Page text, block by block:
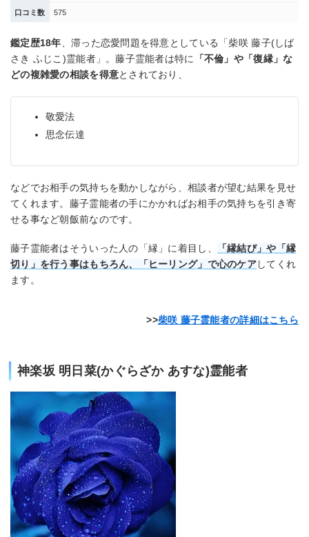
口コミ数 575
鑑定歴18年、滞った恋愛問題を得意としている「柴咲 藤子(しば
さき ふじこ)霊能者」。藤子霊能者は特に
「不倫」や「復縁」な
どの複雑愛の相談を得意とされており、
敬愛法
思念伝達
などでお相手の気持ちを動かしながら、相談者が望む結果を見せ
てくれます。藤子霊能者の手にかかればお相手の気持ちを引き寄
せる事など朝飯前なのです。
藤子霊能者はそういった人の「縁」に着目し、
「縁結び」や「縁
切り」を行う事はもちろん、「ヒーリング」で心のケアしてくれ
ます。
柴咲 藤子霊能者の詳細はこちら
神楽坂 明日菜(かぐらざか あすな)霊能者